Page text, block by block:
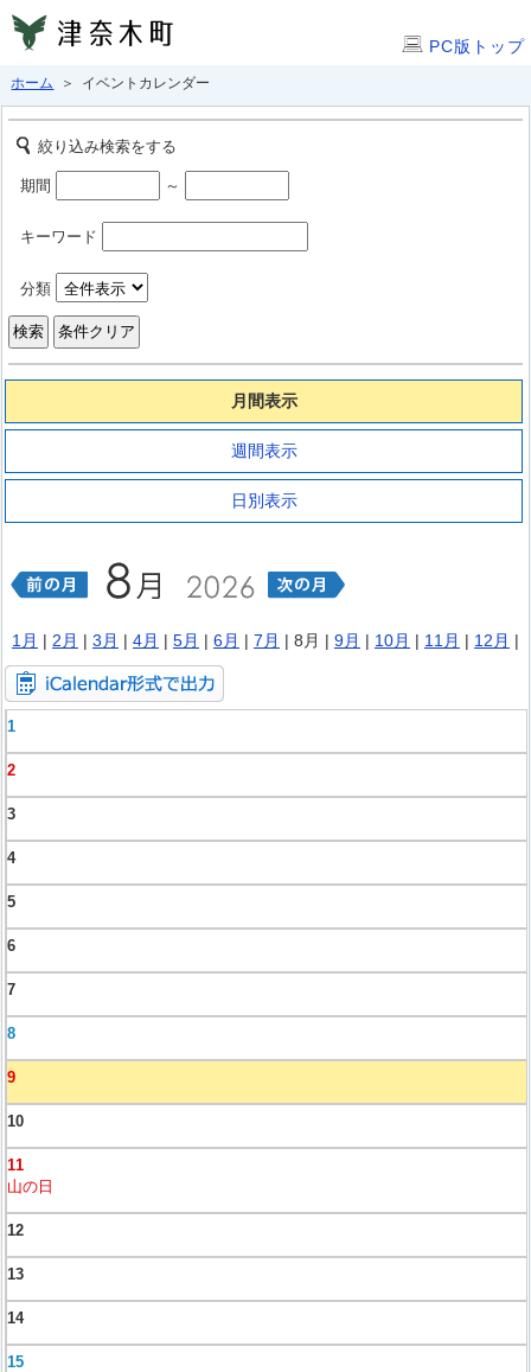
PC版トップ
ホーム ＞ イベントカレンダー
絞り込み検索をする
期間 ～
キーワード
分類
月間表示
週間表示
日別表示
1月 | 2月 | 3月 | 4月 | 5月 | 6月 | 7月 | 8月 | 9月 | 10月 | 11月 | 12月 |
1
2
3
4
5
6
7
8
9
10
11
山の日
12
13
14
15